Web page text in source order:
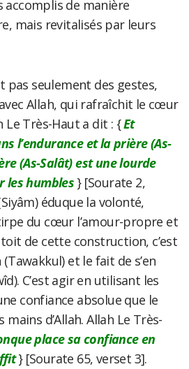
accomplis de manière
mais revitalisés par leurs
pas seulement des gestes,
Allah, qui rafraîchit le cœur
Le Très-Haut a dit : {Et
l’endurance et la prière (As-
(As-Salât) est une lourde
les humbles } [Sourate 2,
éduque la volonté,
du cœur l’amour-propre et
toit de cette construction, c’est
et le fait de s’en
C’est agir en utilisant les
confiance absolue que le
d’Allah. Allah Le Très-
place sa confiance en
} [Sourate 65, verset 3].